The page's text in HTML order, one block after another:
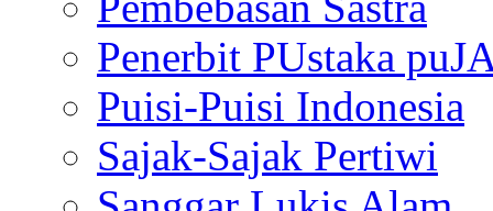
Penerbit PUstaka
Puisi-Puisi Indonesia
Sajak-Sajak Pertiwi